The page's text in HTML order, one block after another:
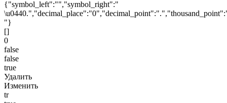
{"symbol_left":"","symbol_right":"
"}
[]
0
false
false
true
Удалить
Изменить
tr